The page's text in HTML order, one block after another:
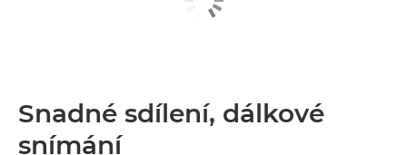
Snadné sdílení, dálkové
snímání